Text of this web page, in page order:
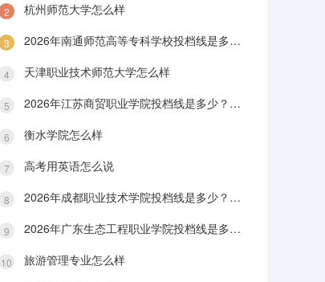
杭州师范大学怎么样
2026年南通师范高等专科学校投档线是多少？分数线、费用与入学攻略
天津职业技术师范大学怎么样
2026年江苏商贸职业学院投档线是多少？分数线、费用与入学攻略
衡水学院怎么样
高考用英语怎么说
2026年成都职业技术学院投档线是多少？分数线、费用与入学攻略
2026年广东生态工程职业学院投档线是多少？分数线、费用与入学攻略
旅游管理专业怎么样